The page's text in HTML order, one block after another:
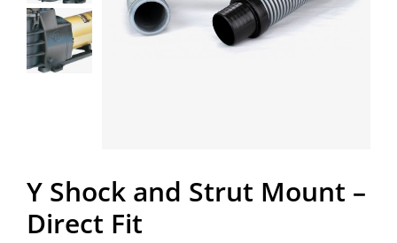
Y Shock and Strut Mount –
Direct Fit